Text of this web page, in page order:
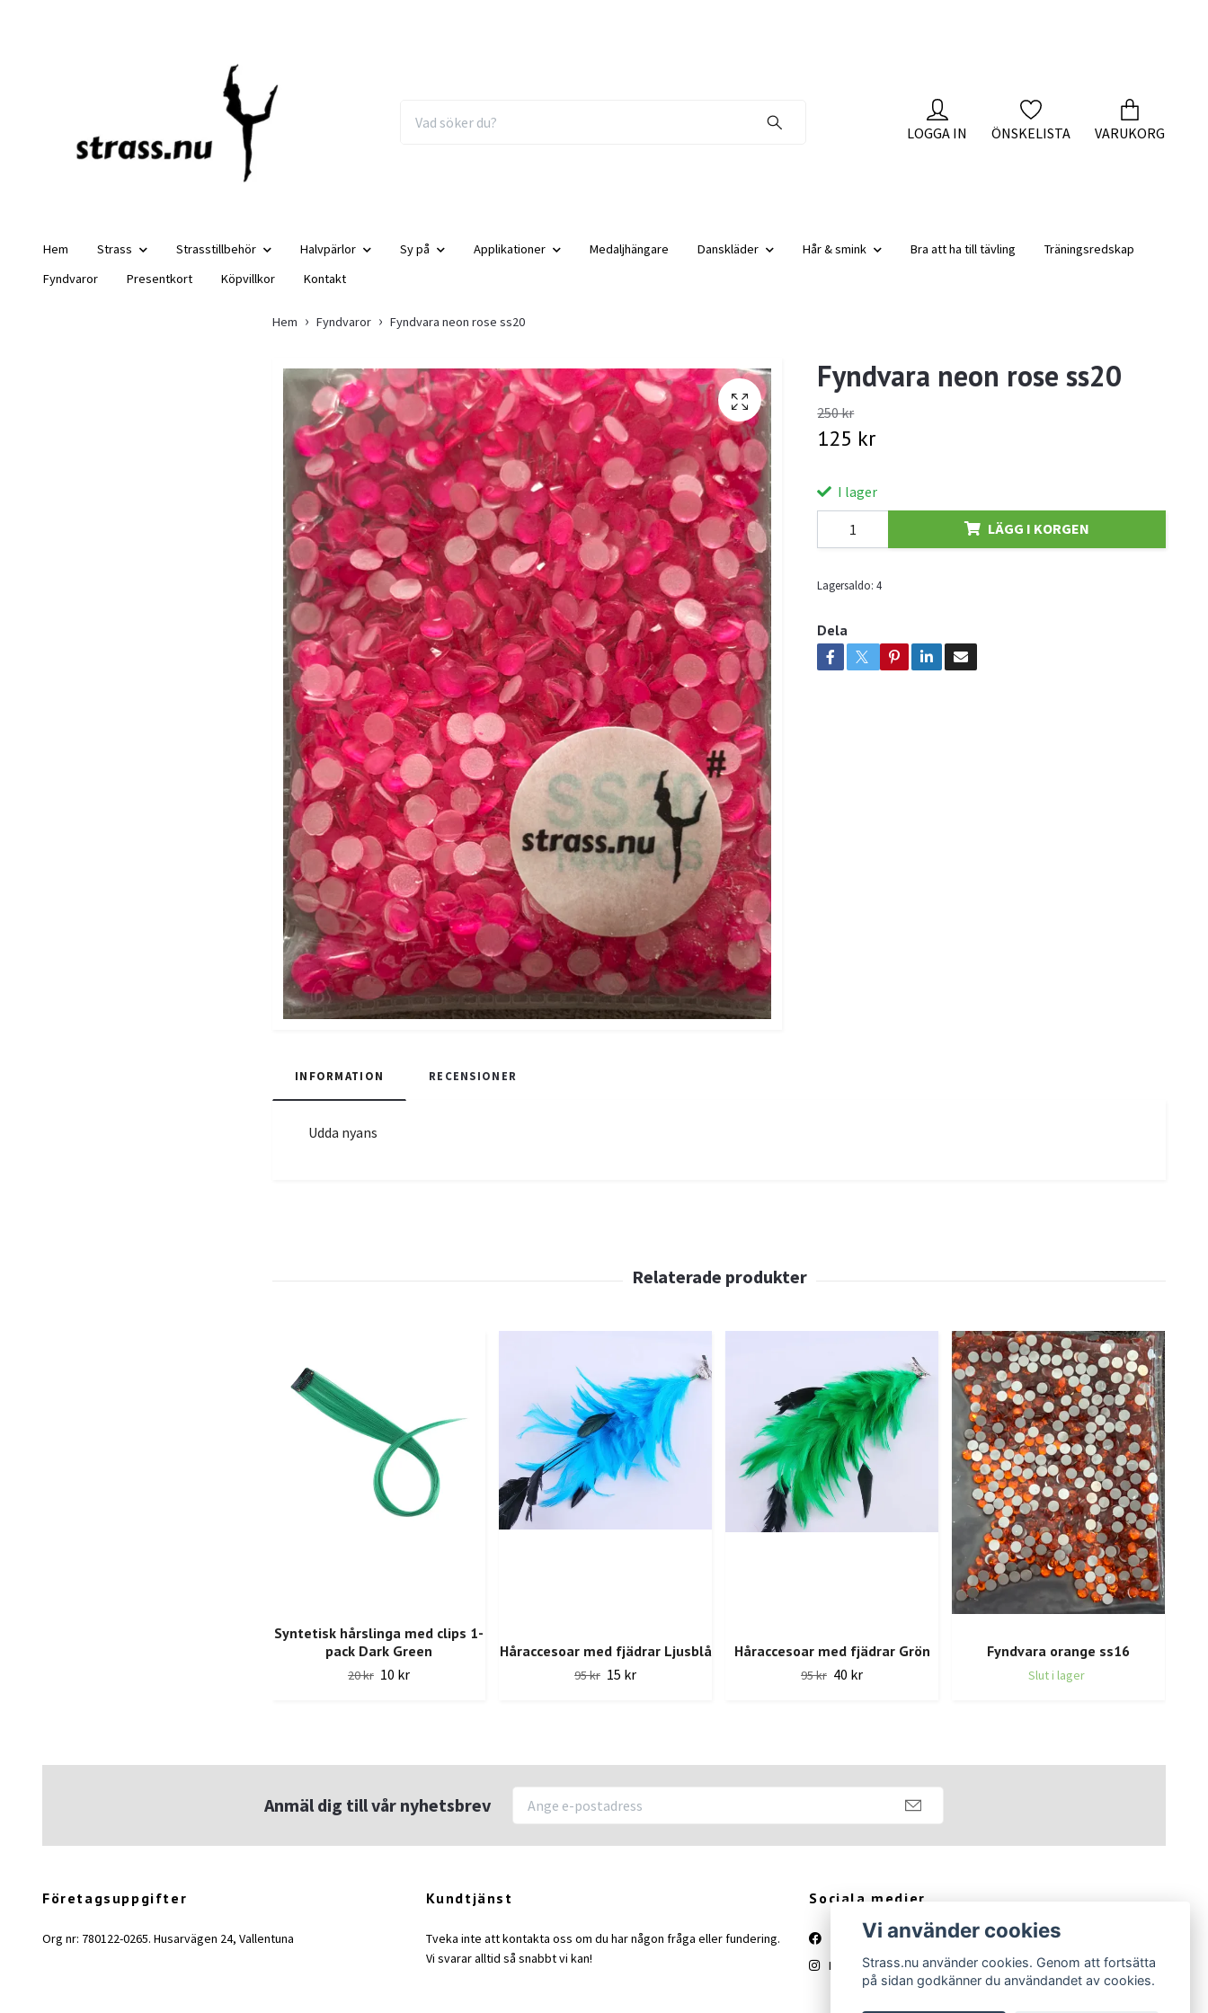
LOGGA IN ÖNSKELISTA VARUKORG
Hem Strass Strasstillbehör Halvpärlor Sy på Applikationer Medaljhängare Danskläder Hår & smink Bra att ha till tävling
Träningsredskap
Fyndvaror
Presentkort Köpvillkor Kontakt
Hem Fyndvaror Fyndvara neon rose ss20
Fyndvara neon rose ss20
250 kr
125 kr
I lager
LÄGG I KORGEN
Lagersaldo: 4
Dela
INFORMATION RECENSIONER
Udda nyans
Syntetisk hårslinga med clips 1-
pack Dark Green
20 kr 10 kr
Håraccesoar med fjädrar Ljusblå
95 kr 15 kr
Håraccesoar med fjädrar Grön
95 kr 40 kr
Fyndvara orange ss16
Slut i lager
Anmäl dig till vår nyhetsbrev
Företagsuppgifter
Org nr: 780122-0265. Husarvägen 24, Vallentuna
Kundtjänst
Tveka inte att kontakta oss om du har någon fråga eller fundering.
Vi svarar alltid så snabbt vi kan!
Sociala medier
Facebook
Instagram
Vi använder cookies
Strass.nu använder cookies. Genom att fortsätta
på sidan godkänner du användandet av cookies.